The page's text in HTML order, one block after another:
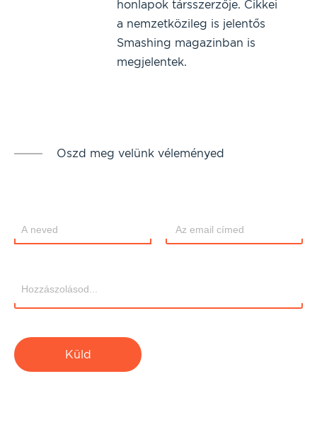
honlapok társszerzője. Cikkei
a nemzetközileg is jelentős
Smashing magazinban is
megjelentek.
Oszd meg velünk véleményed
Küld